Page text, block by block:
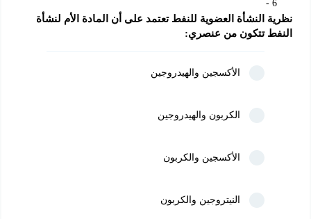
6
النفط تتكون من عنصري:
الأكسجين والهيدروجين
الكربون والهيدروجين
الأكسجين والكربون
النيتروجين والكربون